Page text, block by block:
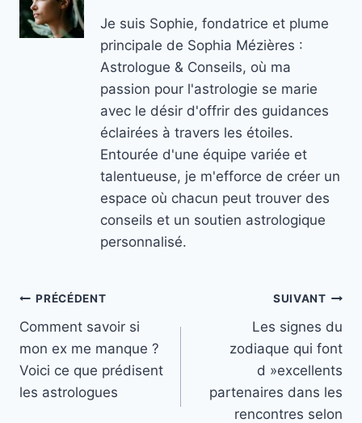
Je suis Sophie, fondatrice et plume
principale de Sophia Mézières :
Astrologue & Conseils, où ma
passion pour l'astrologie se marie
avec le désir d'offrir des guidances
éclairées à travers les étoiles.
Entourée d'une équipe variée et
talentueuse, je m'efforce de créer un
espace où chacun peut trouver des
conseils et un soutien astrologique
personnalisé.
Navigation
de
l’article
PRÉCÉDENT
Comment savoir si
mon ex me manque ?
Voici ce que prédisent
les astrologues
SUIVANT
Les signes du
zodiaque qui font
d »excellents
partenaires dans les
rencontres selon